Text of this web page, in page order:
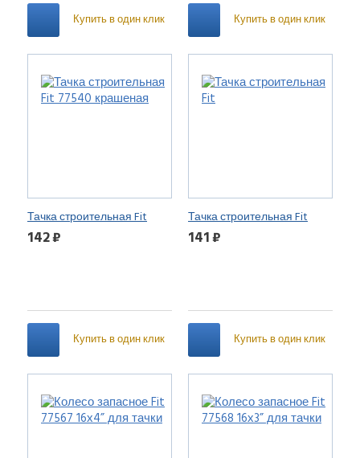
Купить в один клик Купить в один клик
Тачка строительная Fit
77540 крашеная
142 ₽
Купить в один клик
Тачка строительная Fit
141 ₽
Купить в один клик